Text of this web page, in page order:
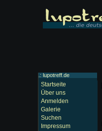
.: lupotreff.de
Startseite
Über uns
Anmelden
Galerie
Suchen
Impressum